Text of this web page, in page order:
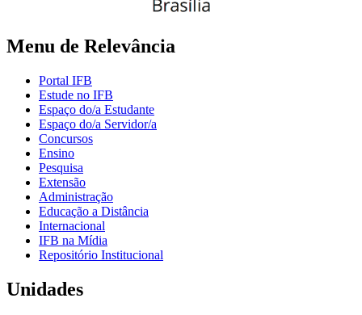
Menu de Relevância
Portal IFB
Estude no IFB
Espaço do/a Estudante
Espaço do/a Servidor/a
Concursos
Ensino
Pesquisa
Extensão
Administração
Educação a Distância
Internacional
IFB na Mídia
Repositório Institucional
Unidades